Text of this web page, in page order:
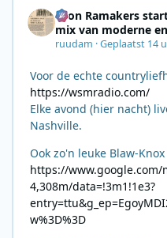
Leon Ramakers
mix van moderne
ruudam ·Geplaatst 14
Voor de echte
https://wsmradio.com/
Elke avond (hier nacht)
Nashville.
Ook zo'n leuke Blaw-
https://www.google.com/
4,308m/data=!3m1!1e3?
w%3D%3D